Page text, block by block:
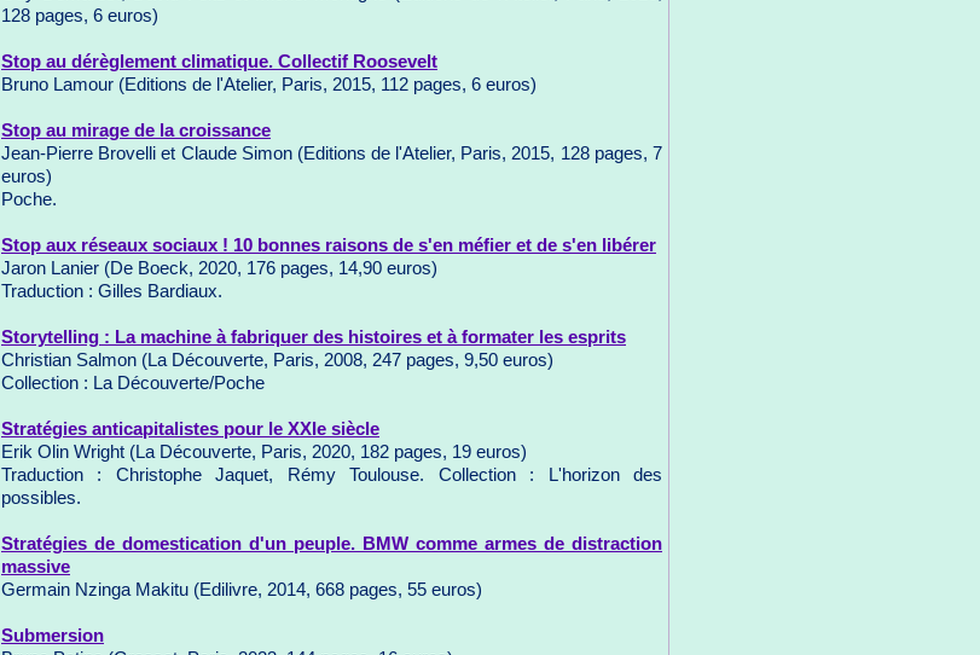
128 pages, 6 euros)
Stop au dérèglement climatique. Collectif Roosevelt
Bruno Lamour (Editions de l'Atelier, Paris, 2015, 112 pages, 6 euros)
Stop au mirage de la croissance
Jean-Pierre Brovelli et Claude Simon (Editions de l'Atelier, Paris, 2015, 128 pages, 7
euros)
Poche.
Stop aux réseaux sociaux ! 10 bonnes raisons de s'en méfier et de s'en libérer
Jaron Lanier (De Boeck, 2020, 176 pages, 14,90 euros)
Traduction : Gilles Bardiaux.
Storytelling : La machine à fabriquer des histoires et à formater les esprits
Christian Salmon (La Découverte, Paris, 2008, 247 pages, 9,50 euros)
Collection : La Découverte/Poche
Stratégies anticapitalistes pour le XXIe siècle
Erik Olin Wright (La Découverte, Paris, 2020, 182 pages, 19 euros)
Traduction : Christophe Jaquet, Rémy Toulouse. Collection : L'horizon des
possibles.
Stratégies de domestication d'un peuple. BMW comme armes de distraction
massive
Germain Nzinga Makitu (Edilivre, 2014, 668 pages, 55 euros)
Submersion